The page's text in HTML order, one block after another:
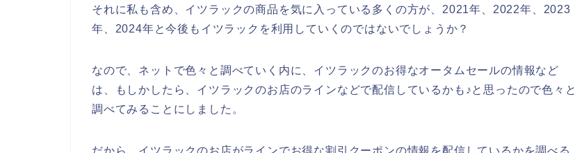
それに私も含め、イツラックの商品を気に入っている多くの方が、2021年、2022年、2023
年、2024年と今後もイツラックを利用していくのではないでしょうか？
なので、ネットで色々と調べていく内に、イツラックのお得なオータムセールの情報など
は、もしかしたら、イツラックのお店のラインなどで配信しているかも♪と思ったので色々と
調べてみることにしました。